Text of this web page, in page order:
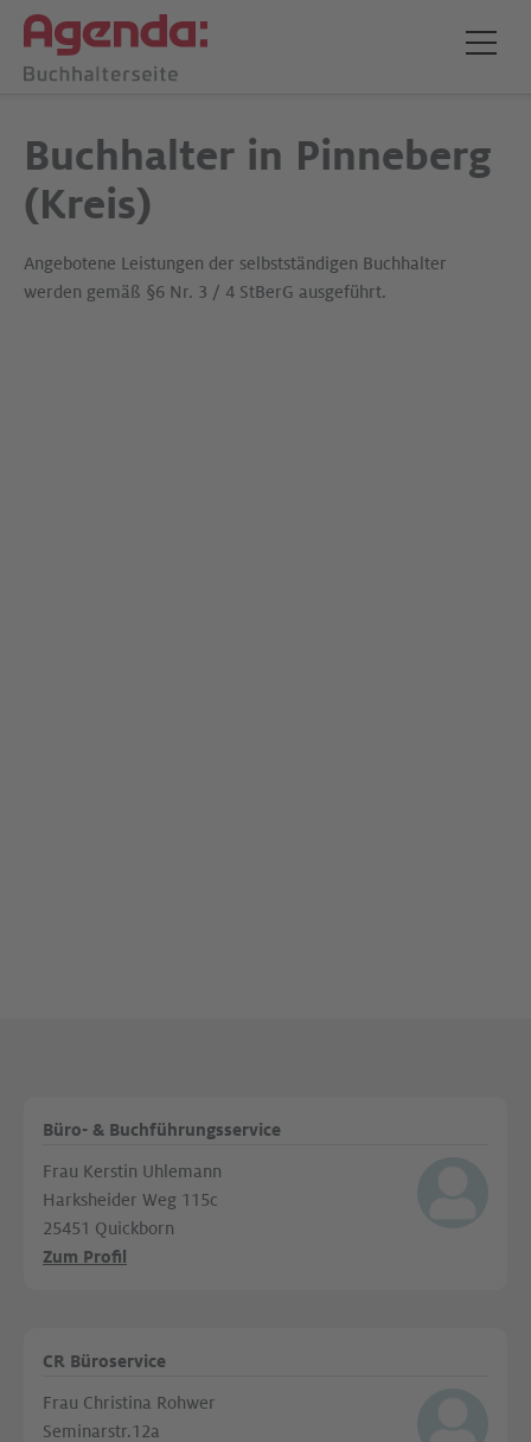
Buchhalter in Pinneberg
(Kreis)
Angebotene Leistungen der selbstständigen Buchhalter
werden gemäß §6 Nr. 3 / 4 StBerG ausgeführt.
Büro- & Buchführungsservice
Frau Kerstin Uhlemann
Harksheider Weg 115c
25451 Quickborn
Zum Profil
CR Büroservice
Frau Christina Rohwer
Seminarstr.12a